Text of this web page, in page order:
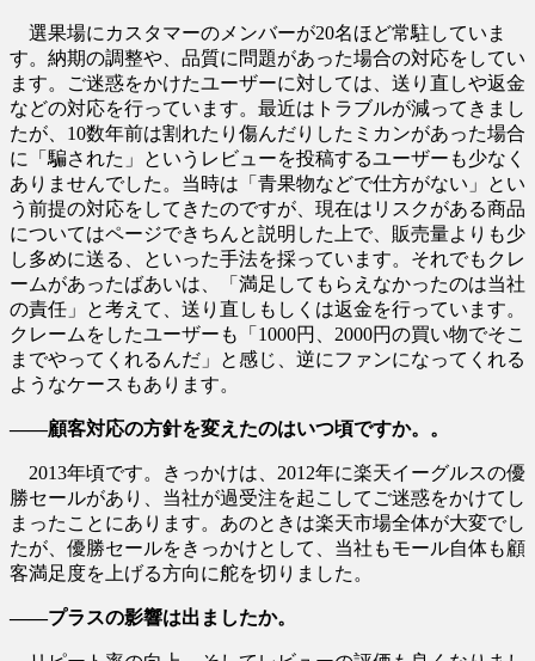
選果場にカスタマーのメンバーが20名ほど常駐していま
す。納期の調整や、品質に問題があった場合の対応をしてい
ます。ご迷惑をかけたユーザーに対しては、送り直しや返金
などの対応を行っています。最近はトラブルが減ってきまし
たが、10数年前は割れたり傷んだりしたミカンがあった場合
に「騙された」というレビューを投稿するユーザーも少なく
ありませんでした。当時は「青果物などで仕方がない」とい
う前提の対応をしてきたのですが、現在はリスクがある商品
についてはページできちんと説明した上で、販売量よりも少
し多めに送る、といった手法を採っています。それでもクレ
ームがあったばあいは、「満足してもらえなかったのは当社
の責任」と考えて、送り直しもしくは返金を行っています。
クレームをしたユーザーも「1000円、2000円の買い物でそこ
までやってくれるんだ」と感じ、逆にファンになってくれる
ようなケースもあります。
――顧客対応の方針を変えたのはいつ頃ですか。。
2013年頃です。きっかけは、2012年に楽天イーグルスの優
勝セールがあり、当社が過受注を起こしてご迷惑をかけてし
まったことにあります。あのときは楽天市場全体が大変でし
たが、優勝セールをきっかけとして、当社もモール自体も顧
客満足度を上げる方向に舵を切りました。
――プラスの影響は出ましたか。